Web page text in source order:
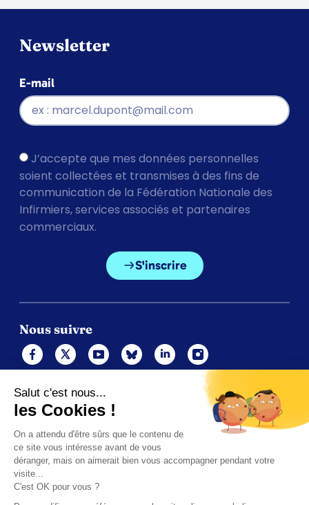
Newsletter
E-mail
J’accepte que mes données personnelles
soient collectées et transmises à des fins de
communication de la Fédération Nationale des
Infirmiers, services associés et partenaires
commerciaux.
S'inscrire
Nous suivre
Mentions légales
Politique de cookies
Gérer les cookies